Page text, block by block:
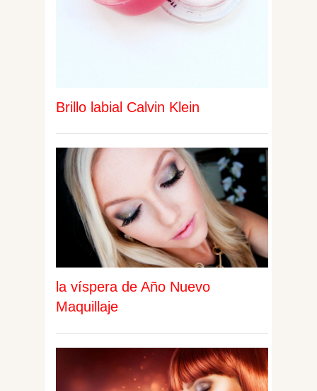
Brillo labial Calvin Klein
la víspera de Año Nuevo
Maquillaje